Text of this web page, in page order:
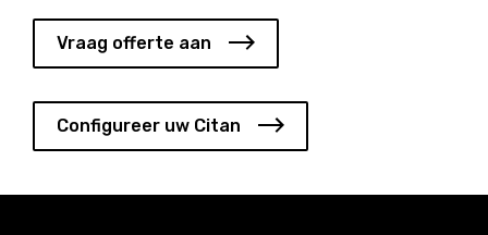
Vraag offerte aan
Configureer uw Citan